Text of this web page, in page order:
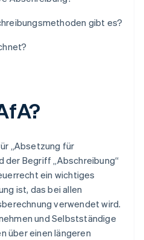
gibt es?
„Absetzung für
der Begriff „Abschreibung“
ein wichtiges
ist, das bei allen
verwendet wird.
und Selbstständige
über einen längeren